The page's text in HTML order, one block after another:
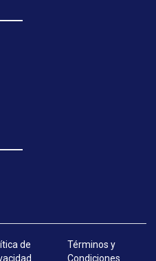
de
Términos y
Condiciones